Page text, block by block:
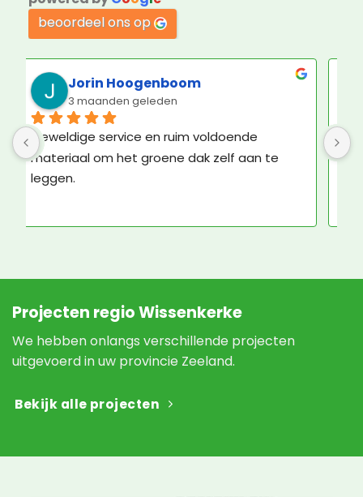
beoordeel ons op
Julie Schwerzel
4 maanden geleden
Kruidentuintje besteld. Niet op dak, maar op
betonpad. Ziet er prima uit. Contact met
Nature Green ook plezierig. De bezorger was
Projecten regio Wissenkerke
We hebben onlangs verschillende projecten
uitgevoerd in uw provincie Zeeland.
Bekijk alle projecten